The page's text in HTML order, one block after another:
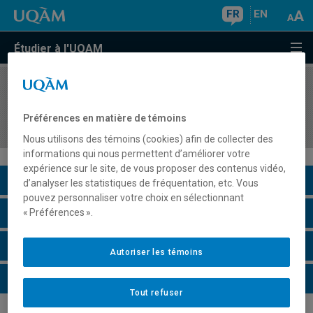
FR EN
Étudier à l'UQAM
COURS//
science et de la technologie au secondaire
Description du cours
Horaire - Été 2026
Horaire - Automne 2026
Horaire - Hiver 2027
Préférences en matière de témoins
Nous utilisons des témoins (cookies) afin de collecter des
informations qui nous permettent d’améliorer votre
expérience sur le site, de vous proposer des contenus vidéo,
d’analyser les statistiques de fréquentation, etc. Vous
pouvez personnaliser votre choix en sélectionnant
« Préférences ».
Tout refuser
Autoriser les témoins